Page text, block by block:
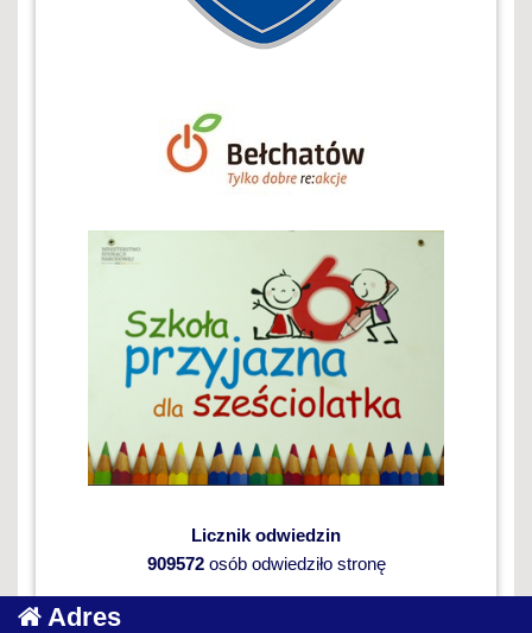
Licznik odwiedzin
909572osób odwiedziło stronę
Adres